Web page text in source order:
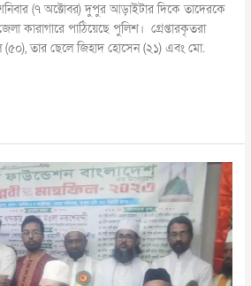
(৭ অক্টোবর) দুপুর আড়াইটার দিকে তাদেরকে
কারাগারে পাঠিয়েছে পুলিশ। গ্রেপ্তারকৃতরা
তার ছেলে জিহাদ হোসেন (২১) এবং মো.